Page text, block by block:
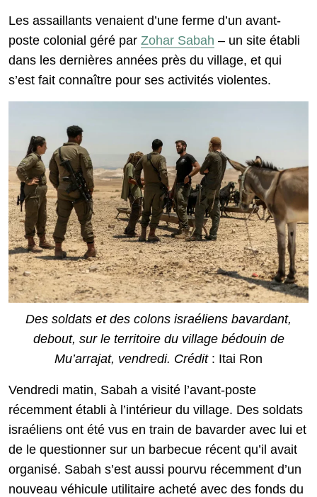
Les assaillants venaient d’une ferme d’un avant-
poste colonial géré par Zohar Sabah – un site établi
dans les dernières années près du village, et qui
s’est fait connaître pour ses activités violentes.
Des soldats et des colons israéliens bavardant,
debout, sur le territoire du village bédouin de
Mu’arrajat, vendredi. Crédit: Itai Ron
Vendredi matin, Sabah a visité l’avant-poste
récemment établi à l’intérieur du village. Des soldats
israéliens ont été vus en train de bavarder avec lui et
de le questionner sur un barbecue récent qu’il avait
organisé. Sabah s’est aussi pourvu récemment d’un
nouveau véhicule utilitaire acheté avec des fonds du